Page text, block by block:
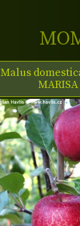
Malus
MARISA